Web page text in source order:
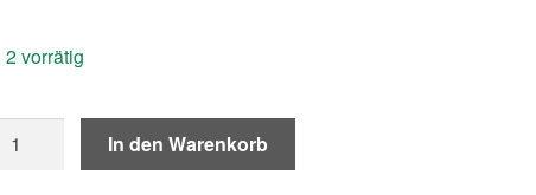
2 vorrätig
In den Warenkorb